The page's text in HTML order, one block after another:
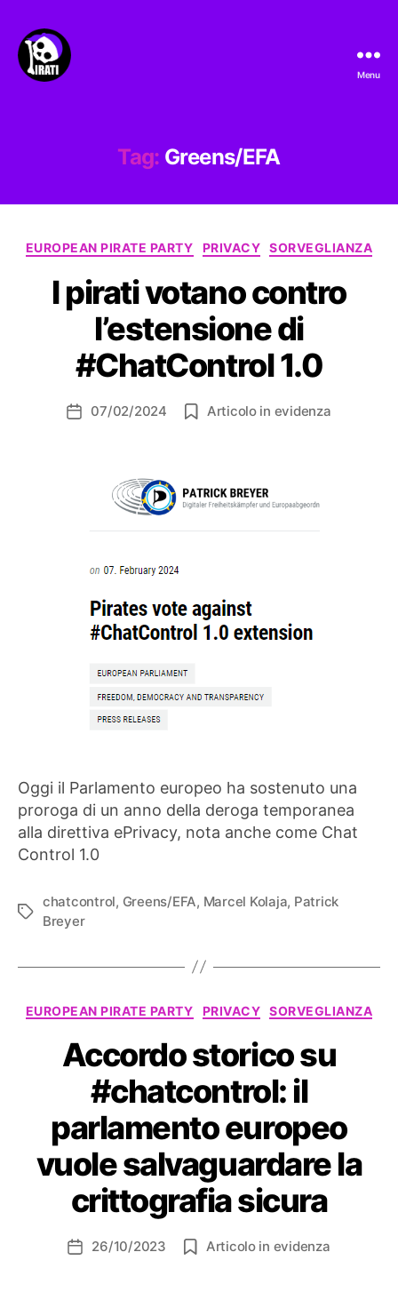
Menu
Tag: Greens/EFA
Categorie
EUROPEAN PIRATE PARTY PRIVACY SORVEGLIANZA
I pirati votano contro
l’estensione di
#ChatControl 1.0
Data07/02/2024 Articolo in evidenza
Oggi il Parlamento europeo ha sostenuto una
proroga di un anno della deroga temporanea
alla direttiva ePrivacy, nota anche come Chat
Control 1.0
Tag
chatcontrol, Greens/EFA, Marcel Kolaja, Patrick
Breyer
Categorie
EUROPEAN PIRATE PARTY PRIVACY SORVEGLIANZA
Accordo storico su
#chatcontrol: il
parlamento europeo
vuole salvaguardare la
crittografia sicura
Data26/10/2023 Articolo in evidenza